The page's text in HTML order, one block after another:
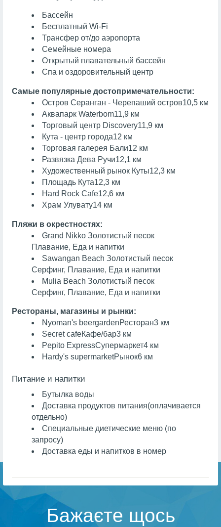
Бассейн
Бесплатный Wi-Fi
Трансфер от/до аэропорта
Семейные номера
Открытый плавательный бассейн
Спа и оздоровительный центр
Самые популярные достопримечательности:
Остров Серанган - Черепаший остров10,5 км
Аквапарк Waterbom11,9 км
Торговый центр Discovery11,9 км
Кута - центр города12 км
Торговая галерея Бали12 км
Развязка Дева Ручи12,1 км
Художественный рынок Куты12,3 км
Площадь Кута12,3 км
Hard Rock Cafe12,6 км
Храм Улувату14 км
Пляжи в окрестностях:
Grand Nikko Золотистый песок
Плавание, Еда и напитки
Sawangan Beach Золотистый песок
Серфинг, Плавание, Еда и напитки
Mulia Beach Золотистый песок
Серфинг, Плавание, Еда и напитки
Рестораны, магазины и рынки:
Nyoman's beergardenРесторан3 км
Secret cafeКафе/бар3 км
Pepito ExpressСупермаркет4 км
Hardy's supermarketРынок6 км
Питание и напитки
Бутылка воды
Доставка продуктов питания(оплачивается
отдельно)
Специальные диетические меню (по
запросу)
Доставка еды и напитков в номер
Бажаєте щось